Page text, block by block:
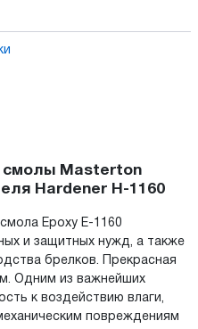
смолы Masterton
Hardener H-1160
Epoxy E-1160
и защитных нужд, а также
брелков. Прекрасная
Одним из важнейших
к воздействию влаги,
повреждениям